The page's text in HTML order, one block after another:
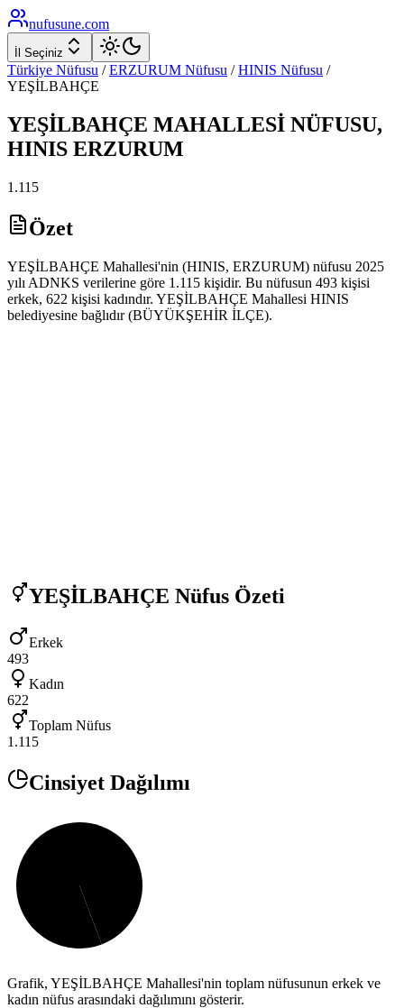
nufusune.com
İl Seçiniz
Türkiye Nüfusu / ERZURUM Nüfusu / HINIS Nüfusu /
YEŞİLBAHÇE
YEŞİLBAHÇE MAHALLESİ NÜFUSU,
HINIS ERZURUM
1.115
Özet
YEŞİLBAHÇE Mahallesi'nin (HINIS, ERZURUM) nüfusu 2025
yılı ADNKS verilerine göre 1.115 kişidir. Bu nüfusun 493 kişisi
erkek, 622 kişisi kadındır. YEŞİLBAHÇE Mahallesi HINIS
belediyesine bağlıdır (BÜYÜKŞEHİR İLÇE).
YEŞİLBAHÇE Nüfus Özeti
Erkek
493
Kadın
622
Toplam Nüfus
1.115
Cinsiyet Dağılımı
Grafik, YEŞİLBAHÇE Mahallesi'nin toplam nüfusunun erkek ve
kadın nüfus arasındaki dağılımını gösterir.